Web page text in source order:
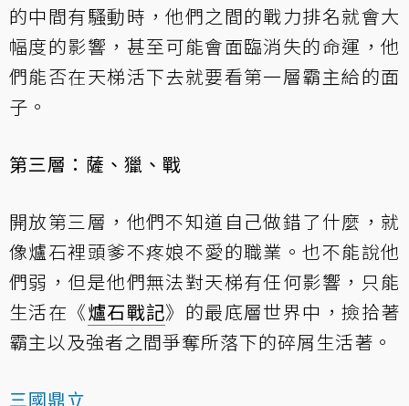
的中間有騷動時，他們之間的戰力排名就會大
幅度的影響，甚至可能會面臨消失的命運，他
們能否在天梯活下去就要看第一層霸主給的面
子。
第三層：薩、獵、戰
開放第三層，他們不知道自己做錯了什麼，就
像爐石裡頭爹不疼娘不愛的職業。也不能說他
們弱，但是他們無法對天梯有任何影響，只能
生活在《爐石戰記》的最底層世界中，撿拾著
霸主以及強者之間爭奪所落下的碎屑生活著。
三國鼎立